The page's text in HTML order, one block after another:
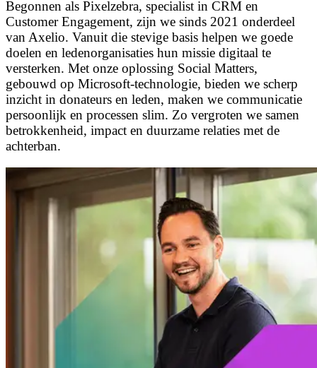
Begonnen als Pixelzebra, specialist in CRM en
Customer Engagement, zijn we sinds 2021 onderdeel
van Axelio. Vanuit die stevige basis helpen we goede
doelen en ledenorganisaties hun missie digitaal te
versterken. Met onze oplossing Social Matters,
gebouwd op Microsoft-technologie, bieden we scherp
inzicht in donateurs en leden, maken we communicatie
persoonlijk en processen slim. Zo vergroten we samen
betrokkenheid, impact en duurzame relaties met de
achterban.